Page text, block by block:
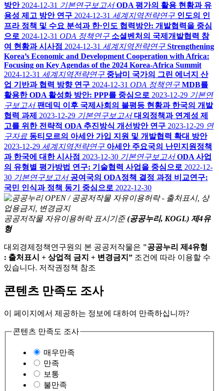
방안 2024-12-31 기본연구보고서 ODA 평가의 활용 현황과 유
용성 제고 방안 연구 2024-12-31 세계지역전략연구 인도의 인
프라 정책 및 수요 분석과 한·인도 협력방안: 개발협력을 중심
으로 2024-12-31 ODA 정책연구 소셜벤처의 국제개발협력 참
여 현황과 시사점 2024-12-31 세계지역전략연구 Strengthening
Korea’s Economic and Development Cooperation with Africa:
Focusing on Key Agendas of the 2024 Korea-Africa Summit
2024-12-31 세계지역전략연구 중남미 국가의 그린 에너지 산
업 기반과 협력 방향 연구 2024-12-31 ODA 정책연구 MDB를
활용한 ODA 활성화 방안: PPP를 중심으로 2023-12-29 기본연
구보고서 팬데믹 이후 국제사회의 불평등 현황과 한국의 개발
협력 과제
2023-12-29 기본연구보고서 대외정책과 연계성 제
고를 위한 전략적 ODA 추진방식 개선방안 연구 2023-12-29 연
구자료 동티모르의 아세안 가입 지원 및 개발협력 확대 방안
2023-12-29 세계지역전략연구 아세안 주요국의 난민지원정책
과 한국에 대한 시사점 2023-12-30 기본연구보고서 ODA 사업
의 유형별 평가방법 연구: 기술협력 사업을 중심으로 2022-12-
30 기본연구보고서 공여국의 ODA정책 결정 과정 비교연구:
국민 인식과 정책 동기 중심으로 2022-12-30
공공저작물 자유이용허락 표시기준 (공공누리, KOGL) 제4유
형
대외경제정책연구원의 본 공공저작물은 "공공누리 제4유형
: 출처표시 + 상업적 금지 + 변경금지” 조건에 따라 이용할 수
있습니다. 저작권정책 참조
콘텐츠 만족도 조사
이 페이지에서 제공하는 정보에 대하여 만족하십니까?
콘텐츠 만족도 조사
매우만족
만족
보통
불만족